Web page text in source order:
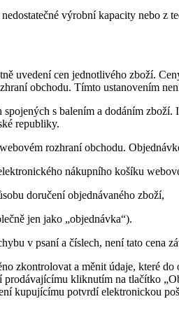
výrobní kapacity nebo z
uvedení cen jednotlivého zboží.
obchodu. Tímto ustanovením
s balením a dodáním
republiky.
rozhraní obchodu.
nákupního košíku
doručení objednávaného zboží,
jen jako „objednávka“).
v psaní a číslech, není tato cena
zkontrolovat a měnit údaje, které
kliknutím na tlačítko
kupujícímu potvrdí elektronickou